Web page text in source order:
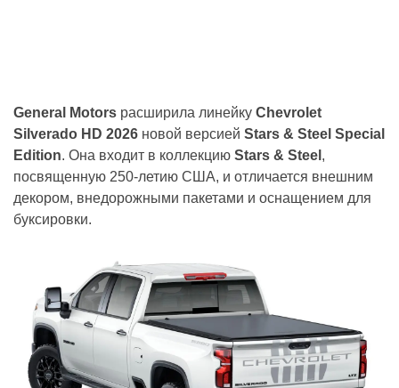
General Motors расширила линейку Chevrolet
Silverado HD 2026 новой версией Stars & Steel Special
Edition. Она входит в коллекцию Stars & Steel ,
посвященную 250-летию США, и отличается внешним
декором, внедорожными пакетами и оснащением для
буксировки.